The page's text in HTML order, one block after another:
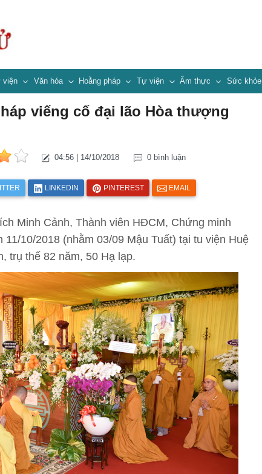
viện Văn hóa Hoằng pháp Tự viện Ẩm thực Sức khỏe
viếng cố đại lão Hòa thượng
04:56 | 14/10/2018 0 bình luận
LINKEDIN PINTEREST EMAIL
Minh Cảnh, Thành viên HĐCM, Chứng minh
11/10/2018 (nhằm 03/09 Mậu Tuất) tại tu viện Huệ
trụ thế 82 năm, 50 Hạ lạp.